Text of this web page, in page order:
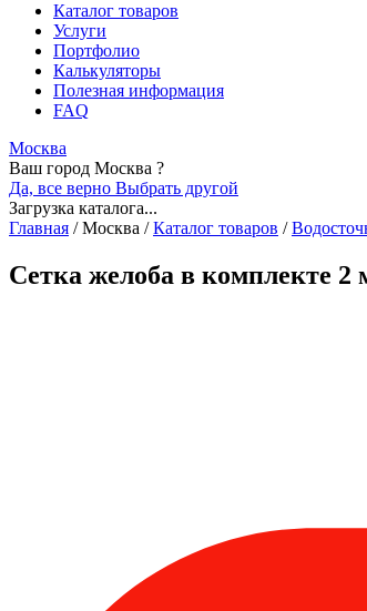
Каталог товаров
Услуги
Портфолио
Калькуляторы
Полезная информация
FAQ
Москва
Ваш город Москва ?
Да, все верно Выбрать другой
Загрузка каталога...
Главная /Москва / Каталог товаров /
Сетка желоба в комплекте